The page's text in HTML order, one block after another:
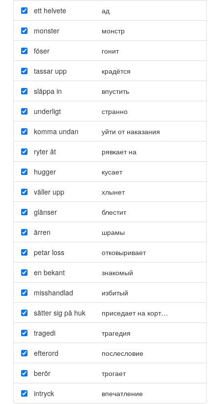
ett helvete ад
monster монстр
föser гонит
tassar upp крадётся
släppa in впустить
underligt странно
komma undan уйти от наказания
ryter åt рявкает на
hugger кусает
väller upp хлынет
glänser блестит
ärren шрамы
petar loss отковыривает
en bekant знакомый
misshandlad избитый
sätter sig på huk приседает на корточки
tragedi трагедия
efterord послесловие
berör трогает
intryck впечатление